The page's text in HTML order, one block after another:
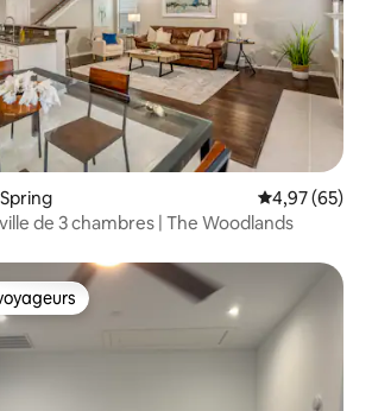
Évaluation
4,97 (65)
de 3 chambres | The Woodlands